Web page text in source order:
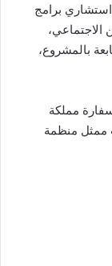
استشاري برامج
الاجتماعي،
بالمشروع،
مملكة
ممثل منظمة